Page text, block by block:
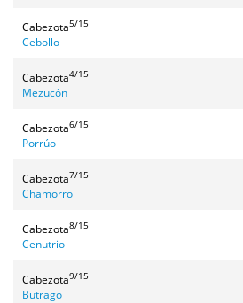
Cabezota5/15
Cebollo
Cabezota4/15
Mezucón
Cabezota6/15
Porrúo
Cabezota7/15
Chamorro
Cabezota8/15
Cenutrio
Cabezota9/15
Butrago